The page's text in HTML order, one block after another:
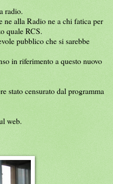
radio.
alla Radio ne a chi fatica per
quale RCS.
pubblico che si sarebbe
in riferimento a questo nuovo
stato censurato dal programma
web.